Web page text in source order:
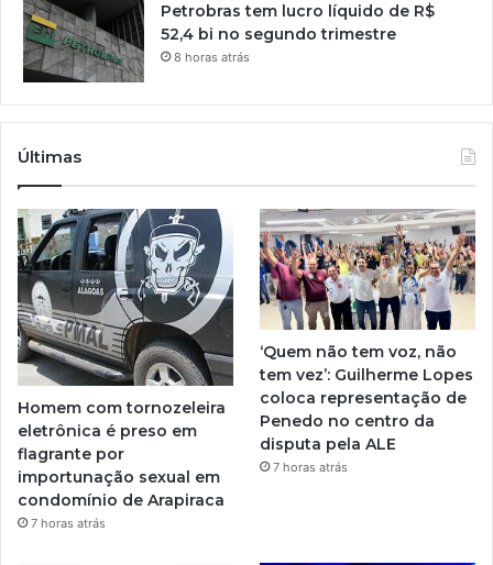
Petrobras tem lucro líquido de R$
52,4 bi no segundo trimestre
8 horas atrás
Últimas
Homem com tornozeleira
eletrônica é preso em
flagrante por
importunação sexual em
condomínio de Arapiraca
7 horas atrás
‘Quem não tem voz, não
tem vez’: Guilherme Lopes
coloca representação de
Penedo no centro da
disputa pela ALE
7 horas atrás